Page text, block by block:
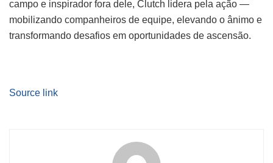
campo e inspirador fora dele, Clutch lidera pela ação —
mobilizando companheiros de equipe, elevando o ânimo e
transformando desafios em oportunidades de ascensão.
Source link